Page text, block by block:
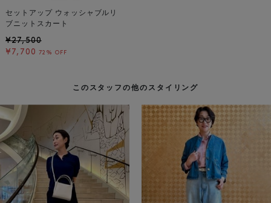
セットアップ ウォッシャブルリ
ブニットスカート
¥27,500
¥7,700 72% OFF
このスタッフの他のスタイリング